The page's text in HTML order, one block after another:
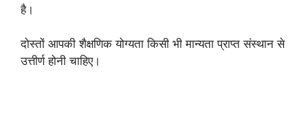
है।
दोस्तों आपकी शैक्षणिक योग्यता किसी भी मान्यता प्राप्त संस्थान से
उत्तीर्ण होनी चाहिए।